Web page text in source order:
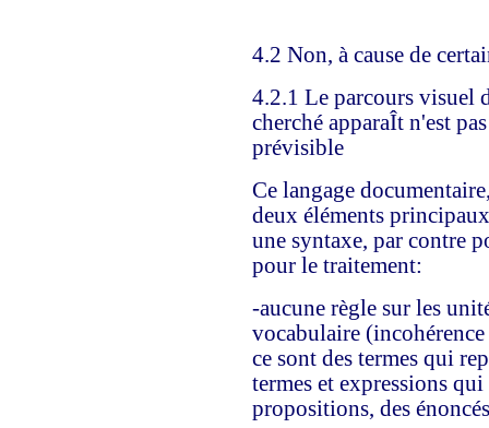
4.2 Non, à cause de
4.2.1 Le parcours visuel
cherché apparaÎt n'est
prévisible
Ce langage
deux éléments
une syntaxe, par contre
pour le traitement:
-aucune règle sur les
vocabulaire
ce sont des termes qui
termes et expressions
propositions, des énoncés